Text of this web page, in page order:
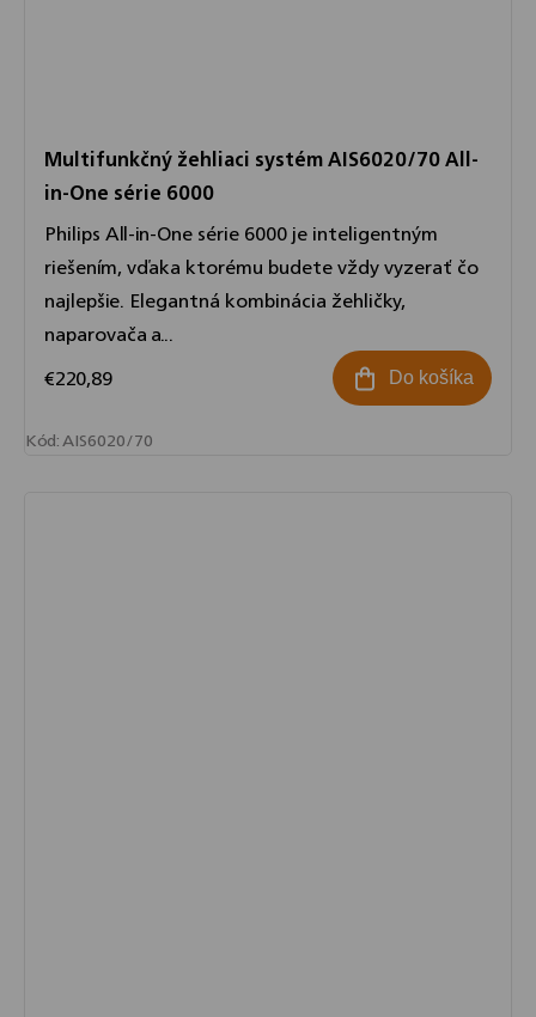
Multifunkčný žehliaci systém AIS6020/70 All-
in-One série 6000
€220,89 Do košíka
Philips All-in-One série 6000 je inteligentným
riešením, vďaka ktorému budete vždy vyzerať čo
najlepšie. Elegantná kombinácia žehličky,
naparovača a...
Kód:AIS6020/70